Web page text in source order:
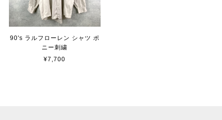
90's ラルフローレン シャツ ポ
ニー刺繍
¥7,700